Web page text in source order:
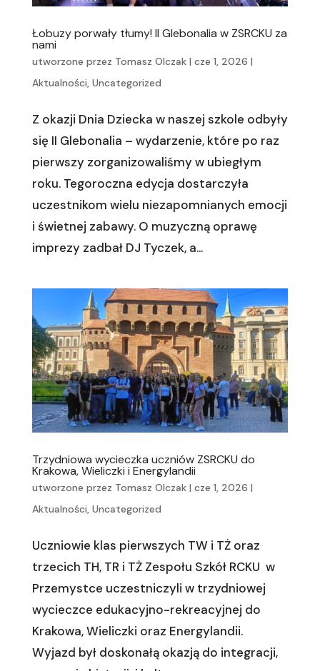
Łobuzy porwały tłumy! II Glebonalia w ZSRCKU za
nami
utworzone przez Tomasz Olczak| cze 1, 2026 |
Aktualności, Uncategorized
Z okazji Dnia Dziecka w naszej szkole odbyły
się II Glebonalia – wydarzenie, które po raz
pierwszy zorganizowaliśmy w ubiegłym
roku. Tegoroczna edycja dostarczyła
uczestnikom wielu niezapomnianych emocji
i świetnej zabawy. O muzyczną oprawę
imprezy zadbał DJ Tyczek, a...
Trzydniowa wycieczka uczniów ZSRCKU do
Krakowa, Wieliczki i Energylandii
utworzone przez Tomasz Olczak| cze 1, 2026 |
Aktualności, Uncategorized
Uczniowie klas pierwszych TW i TŻ oraz
trzecich TH, TR i TŻ Zespołu Szkół RCKU w
Przemystce uczestniczyli w trzydniowej
wycieczce edukacyjno-rekreacyjnej do
Krakowa, Wieliczki oraz Energylandii.
Wyjazd był doskonałą okazją do integracji,